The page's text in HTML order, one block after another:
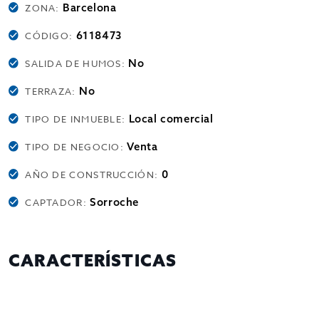
ZONA: Barcelona
CÓDIGO: 6118473
SALIDA DE HUMOS: No
TERRAZA: No
TIPO DE INMUEBLE: Local comercial
TIPO DE NEGOCIO:Venta
AÑO DE CONSTRUCCIÓN: 0
CAPTADOR:Sorroche
CARACTERÍSTICAS